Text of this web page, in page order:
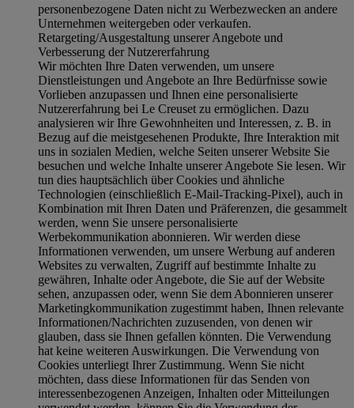
personenbezogene Daten nicht zu Werbezwecken an andere
Unternehmen weitergeben oder verkaufen.
Retargeting/Ausgestaltung unserer Angebote und
Verbesserung der Nutzererfahrung
Wir möchten Ihre Daten verwenden, um unsere
Dienstleistungen und Angebote an Ihre Bedürfnisse sowie
Vorlieben anzupassen und Ihnen eine personalisierte
Nutzererfahrung bei Le Creuset zu ermöglichen. Dazu
analysieren wir Ihre Gewohnheiten und Interessen, z. B. in
Bezug auf die meistgesehenen Produkte, Ihre Interaktion mit
uns in sozialen Medien, welche Seiten unserer Website Sie
besuchen und welche Inhalte unserer Angebote Sie lesen. Wir
tun dies hauptsächlich über Cookies und ähnliche
Technologien (einschließlich E-Mail-Tracking-Pixel), auch in
Kombination mit Ihren Daten und Präferenzen, die gesammelt
werden, wenn Sie unsere personalisierte
Werbekommunikation abonnieren. Wir werden diese
Informationen verwenden, um unsere Werbung auf anderen
Websites zu verwalten, Zugriff auf bestimmte Inhalte zu
gewähren, Inhalte oder Angebote, die Sie auf der Website
sehen, anzupassen oder, wenn Sie dem Abonnieren unserer
Marketingkommunikation zugestimmt haben, Ihnen relevante
Informationen/Nachrichten zuzusenden, von denen wir
glauben, dass sie Ihnen gefallen könnten. Die Verwendung
hat keine weiteren Auswirkungen. Die Verwendung von
Cookies unterliegt Ihrer Zustimmung. Wenn Sie nicht
möchten, dass diese Informationen für das Senden von
interessenbezogenen Anzeigen, Inhalten oder Mitteilungen